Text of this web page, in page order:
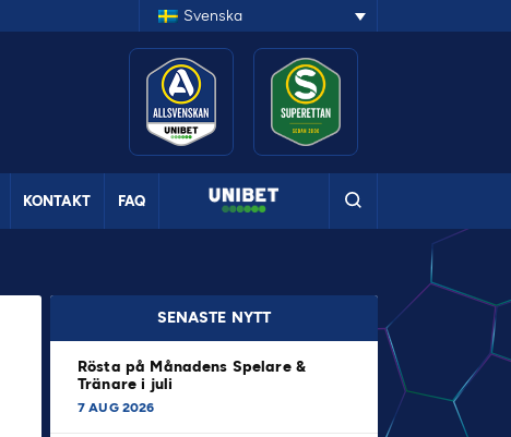
Svenska
KONTAKT FAQ
SENASTE NYTT
Rösta på Månadens Spelare &
Tränare i juli
7 AUG 2026